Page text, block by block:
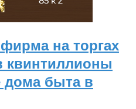
на торгах
квинтиллионы
дома быта в